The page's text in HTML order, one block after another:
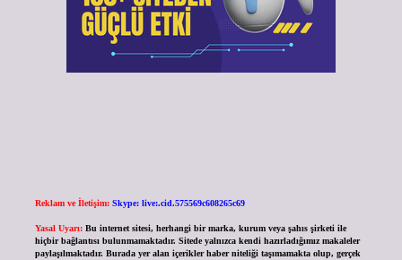
Reklam ve İletişim: Skype: live:.cid.575569c608265c69
Yasal Uyarı: Bu internet sitesi, herhangi bir marka, kurum veya şahıs şirketi ile
hiçbir bağlantısı bulunmamaktadır. Sitede yalnızca kendi hazırladığımız makaleler
paylaşılmaktadır. Burada yer alan içerikler haber niteliği taşımamakta olup, gerçek